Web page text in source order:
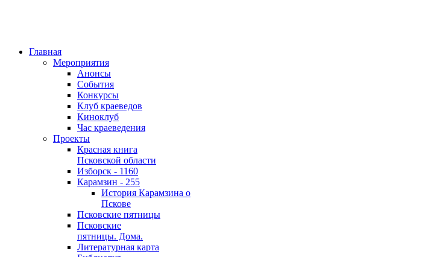
Главная
Мероприятия
Анонсы
События
Конкурсы
Клуб краеведов
Киноклуб
Час краеведения
Проекты
Красная книга
Псковской области
Изборск - 1160
Карамзин - 255
История Карамзина о
Пскове
Псковские пятницы
Псковские
пятницы. Дома.
Литературная карта